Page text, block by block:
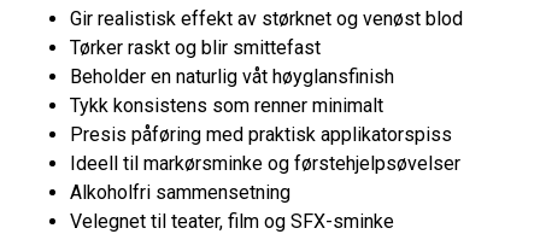
Gir realistisk effekt av størknet og venøst blod
Tørker raskt og blir smittefast
Beholder en naturlig våt høyglansfinish
Tykk konsistens som renner minimalt
Presis påføring med praktisk applikatorspiss
Ideell til markørsminke og førstehjelpsøvelser
Alkoholfri sammensetning
Velegnet til teater, film og SFX-sminke